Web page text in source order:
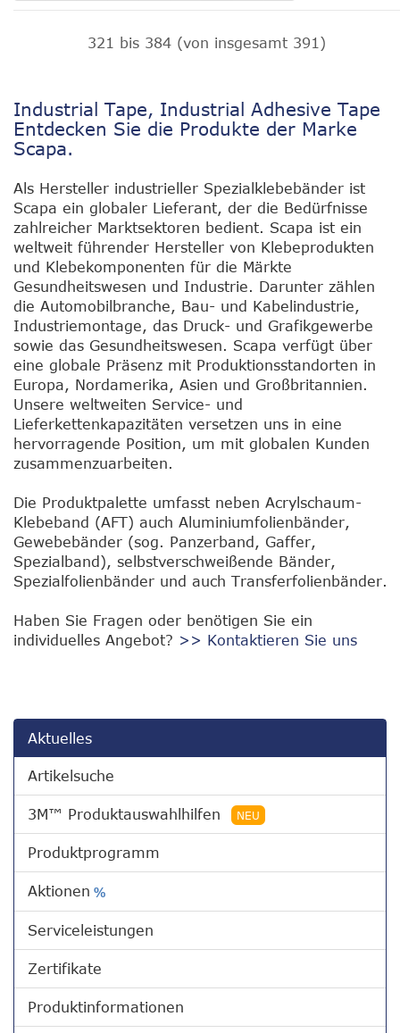
321 bis 384 (von insgesamt 391 )
Industrial Tape, Industrial Adhesive Tape
Entdecken Sie die Produkte der Marke
Scapa.
Als Hersteller industrieller Spezialklebebänder ist
Scapa ein globaler Lieferant, der die Bedürfnisse
zahlreicher Marktsektoren bedient. Scapa ist ein
weltweit führender Hersteller von Klebeprodukten
und Klebekomponenten für die Märkte
Gesundheitswesen und Industrie. Darunter zählen
die Automobilbranche, Bau- und Kabelindustrie,
Industriemontage, das Druck- und Grafikgewerbe
sowie das Gesundheitswesen. Scapa verfügt über
eine globale Präsenz mit Produktionsstandorten in
Europa, Nordamerika, Asien und Großbritannien.
Unsere weltweiten Service- und
Lieferkettenkapazitäten versetzen uns in eine
hervorragende Position, um mit globalen Kunden
zusammenzuarbeiten.
Die Produktpalette umfasst neben Acrylschaum-
Klebeband (AFT) auch Aluminiumfolienbänder,
Gewebebänder (sog. Panzerband, Gaffer,
Spezialband), selbstverschweißende Bänder,
Spezialfolienbänder und auch Transferfolienbänder.
Haben Sie Fragen oder benötigen Sie ein
individuelles Angebot? >> Kontaktieren Sie uns
Aktuelles
Artikelsuche
3M™ Produktauswahlhilfen NEU
Produktprogramm
Aktionen %
Serviceleistungen
Zertifikate
Produktinformationen